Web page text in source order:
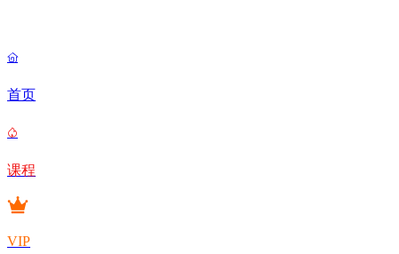

首页

课程
VIP